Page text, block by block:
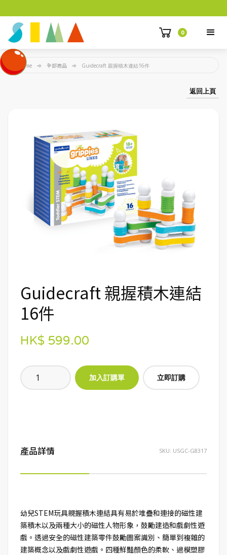
0
Home 全部商品 Guidecraft 親握積木連結16件
返回上頁
Guidecraft 親握積木連結
16件
HK$ 599.00
立即訂購
產品詳情 SKU: USGC-G8317
幼兒STEM玩具親握積木連結具有易於堆疊和連接的磁性建
築積木以及兩種大小的磁性人物形象，鼓勵建造和戲劇性遊
戲。透過安全的磁性建築零件鼓勵圖案識別、簡單到複雜的
建築概念以及戲劇性遊戲。四種鮮豔顏色的柔軟、過模塑膠